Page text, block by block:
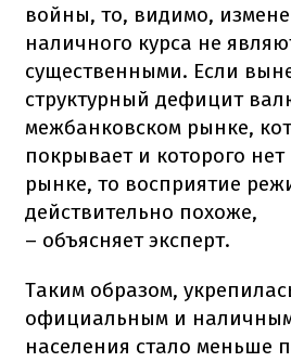
войны, то, видимо,
наличного курса не
существенными. Если
структурный дефицит
межбанковском рынке,
покрывает и которого
рынке, то восприятие
действительно похоже,
– объясняет эксперт.
Таким образом,
официальным и
населения стало меньше